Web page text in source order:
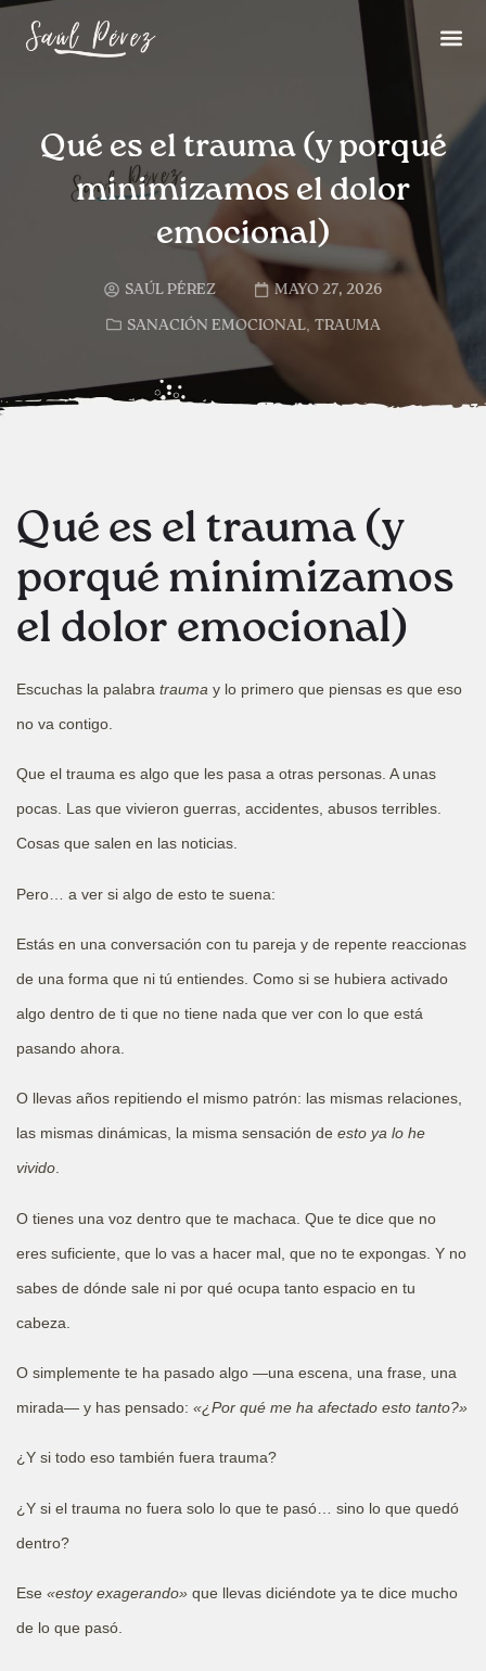
Qué es el trauma (y porqué
minimizamos el dolor
emocional)
SAÚL PÉREZ MAYO 27, 2026
SANACIÓN EMOCIONAL, TRAUMA
Qué es el trauma (y
porqué minimizamos
el dolor emocional)
Escuchas la palabra trauma y lo primero que piensas es que eso
no va contigo.
Que el trauma es algo que les pasa a otras personas. A unas
pocas. Las que vivieron guerras, accidentes, abusos terribles.
Cosas que salen en las noticias.
Pero… a ver si algo de esto te suena:
Estás en una conversación con tu pareja y de repente reaccionas
de una forma que ni tú entiendes. Como si se hubiera activado
algo dentro de ti que no tiene nada que ver con lo que está
pasando ahora.
O llevas años repitiendo el mismo patrón: las mismas relaciones,
las mismas dinámicas, la misma sensación de esto ya lo he
vivido.
O tienes una voz dentro que te machaca. Que te dice que no
eres suficiente, que lo vas a hacer mal, que no te expongas. Y no
sabes de dónde sale ni por qué ocupa tanto espacio en tu
cabeza.
O simplemente te ha pasado algo —una escena, una frase, una
mirada— y has pensado: «¿Por qué me ha afectado esto tanto?»
¿Y si todo eso también fuera trauma?
¿Y si el trauma no fuera solo lo que te pasó… sino lo que quedó
dentro?
Ese «estoy exagerando» que llevas diciéndote ya te dice mucho
de lo que pasó.